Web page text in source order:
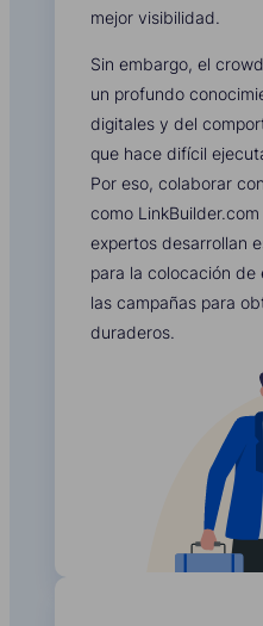
mejor visibilidad.
Sin embargo, el
un profundo
digitales y del
que hace difícil
Por eso, colaborar
como
expertos desarrollan
para la colocación de
las campañas para
duraderos.